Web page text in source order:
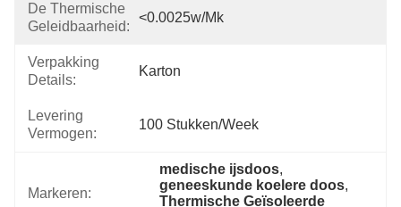
De Thermische
Geleidbaarheid:
<0.0025w/mk
Verpakking
Details:
Karton
Levering
Vermogen:
100 Stukken/week
Markeren:
medische ijsdoos,
geneeskunde koelere doos,
Thermische Geïsoleerde